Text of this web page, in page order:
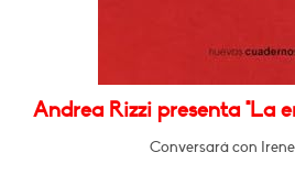
Andrea Rizzi presenta "La
Conversará con